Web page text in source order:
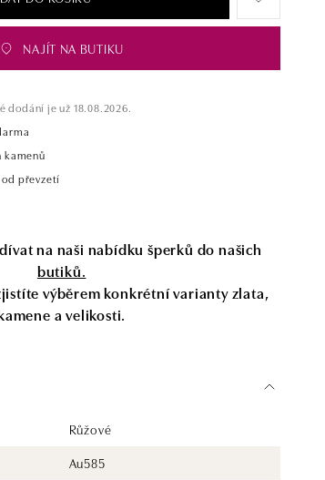
NAJÍT NA BUTIKU
dodání je už 18.08.2026.
od převzetí
na naši nabídku šperků do našich
butiků.
výběrem konkrétní varianty zlata,
a velikosti.
Růžové
Au585